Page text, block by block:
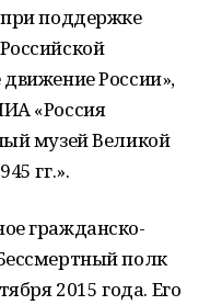
поддержке
России»,
«Россия
музей Великой
гг.».
гражданско-
полк
2015 года. Его